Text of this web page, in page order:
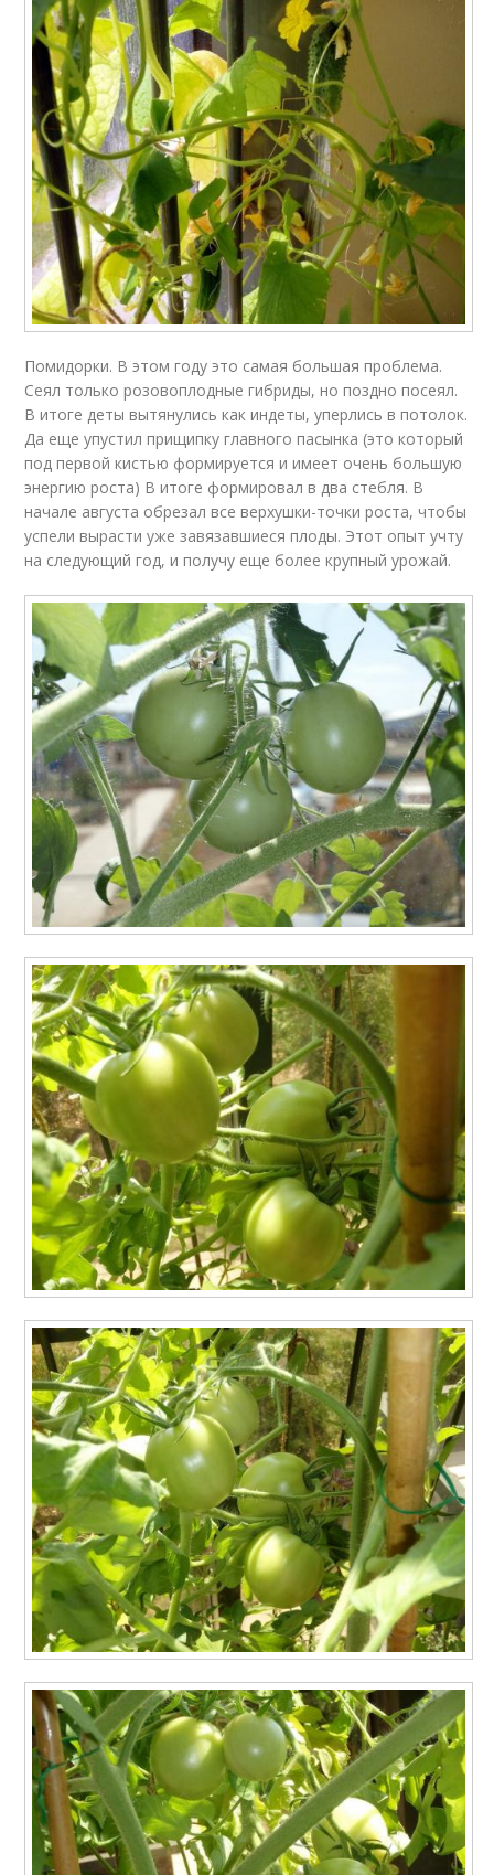
Помидорки. В этом году это самая большая проблема.
Сеял только розовоплодные гибриды, но поздно посеял.
В итоге деты вытянулись как индеты, уперлись в потолок.
Да еще упустил прищипку главного пасынка (это который
под первой кистью формируется и имеет очень большую
энергию роста) В итоге формировал в два стебля. В
начале августа обрезал все верхушки-точки роста, чтобы
успели вырасти уже завязавшиеся плоды. Этот опыт учту
на следующий год, и получу еще более крупный урожай.